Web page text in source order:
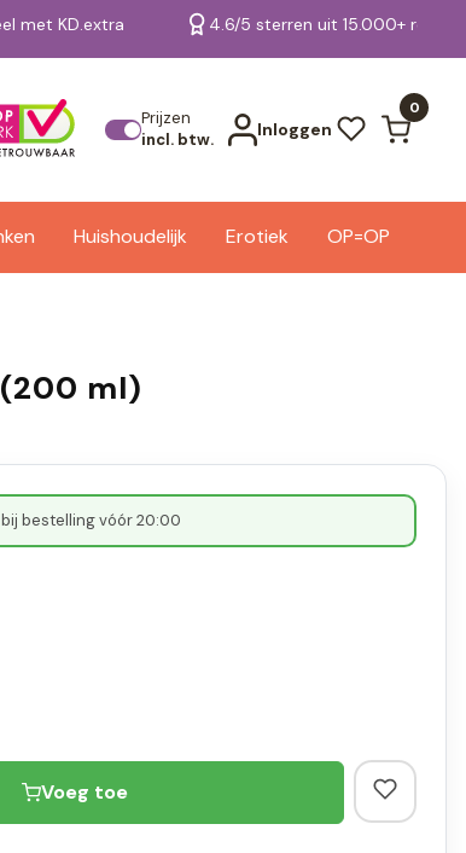
met KD.extra 4.6/5 sterren uit 15.000+
Prijzen
incl. btw.
Inloggen
0
Huishoudelijk Erotiek OP=OP
Bekijk alle resultaten
ml)
bestelling vóór 20:00
Voeg toe